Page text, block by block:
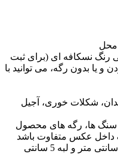
محل
رنگ نسکافه ای (برای ثبت
یا بدون رگه، می توانید با
شکلات خوری، آجیل
سنگ ها، رگه های محصول
عکس متفاوت باشد
قطر شکلات خوری متوسط 15 سانتی متر و لبه 5 سانتی